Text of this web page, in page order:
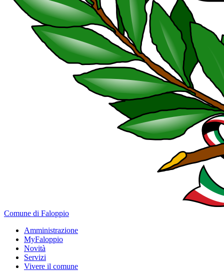
Comune di Faloppio
Amministrazione
MyFaloppio
Novità
Servizi
Vivere il comune